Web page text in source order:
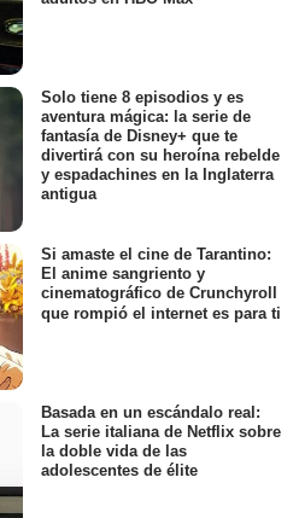
Solo tiene 8 episodios y es
aventura mágica: la serie de
fantasía de Disney+ que te
divertirá con su heroína rebelde
y espadachines en la Inglaterra
antigua
Si amaste el cine de Tarantino:
El anime sangriento y
cinematográfico de Crunchyroll
que rompió el internet es para ti
Basada en un escándalo real:
La serie italiana de Netflix sobre
la doble vida de las
adolescentes de élite